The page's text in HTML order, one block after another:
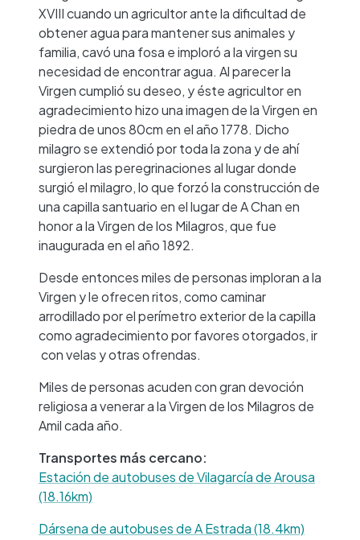
XVIII cuando un agricultor ante la dificultad de
obtener agua para mantener sus animales y
familia, cavó una fosa e imploró a la virgen su
necesidad de encontrar agua. Al parecer la
Virgen cumplió su deseo, y éste agricultor en
agradecimiento hizo una imagen de la Virgen en
piedra de unos 80cm en el año 1778. Dicho
milagro se extendió por toda la zona y de ahí
surgieron las peregrinaciones al lugar donde
surgió el milagro, lo que forzó la construcción de
una capilla santuario en el lugar de A Chan en
honor a la Virgen de los Milagros, que fue
inaugurada en el año 1892.
Desde entonces miles de personas imploran a la
Virgen y le ofrecen ritos, como caminar
arrodillado por el perímetro exterior de la capilla
como agradecimiento por favores otorgados, ir
con velas y otras ofrendas.
Miles de personas acuden con gran devoción
religiosa a venerar a la Virgen de los Milagros de
Amil cada año.
Transportes más cercano:
Estación de autobuses de Vilagarcía de Arousa
(18.16km)
Dársena de autobuses de A Estrada (18.4km)